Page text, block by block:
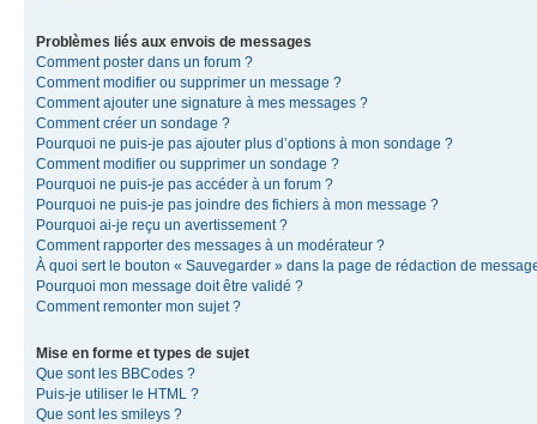
Problèmes liés aux envois de messages
Comment poster dans un forum ?
Comment modifier ou supprimer un message ?
Comment ajouter une signature à mes messages ?
Comment créer un sondage ?
Pourquoi ne puis-je pas ajouter plus d’options à mon sondage ?
Comment modifier ou supprimer un sondage ?
Pourquoi ne puis-je pas accéder à un forum ?
Pourquoi ne puis-je pas joindre des fichiers à mon message ?
Pourquoi ai-je reçu un avertissement ?
Comment rapporter des messages à un modérateur ?
À quoi sert le bouton « Sauvegarder » dans la page de rédaction de
Pourquoi mon message doit être validé ?
Comment remonter mon sujet ?
Mise en forme et types de sujet
Que sont les BBCodes ?
Puis-je utiliser le HTML ?
Que sont les smileys ?